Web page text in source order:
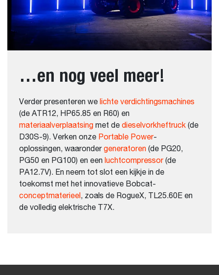
…en nog veel meer!
Verder presenteren we lichte verdichtingsmachines
(de ATR12, HP65.85 en R60) en
materiaalverplaatsing met de dieselvorkheftruck (de
D30S-9). Verken onze Portable Power-
oplossingen, waarondergeneratoren (de PG20,
PG50 en PG100) en een luchtcompressor(de
PA12.7V). En neem tot slot een kijkje in de
toekomst met het innovatieve Bobcat-
conceptmaterieel , zoals de RogueX, TL25.60E en
de volledig elektrische T7X.